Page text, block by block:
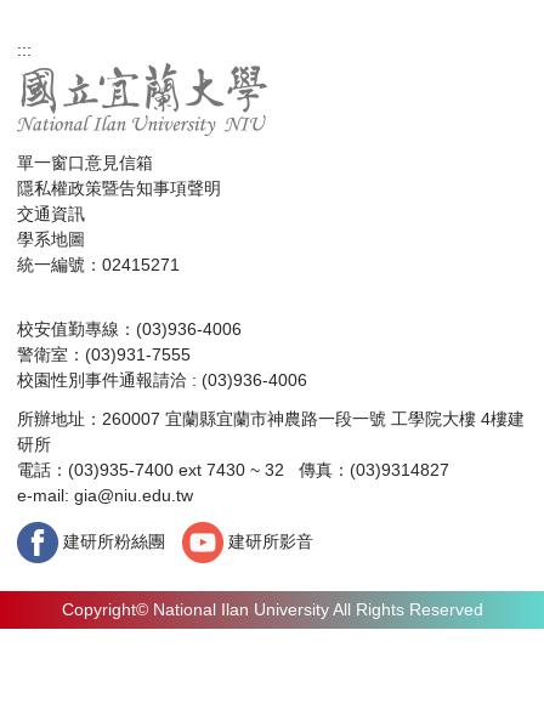
:::
單一窗口意見信箱
隱私權政策暨告知事項聲明
交通資訊
學系地圖
統一編號：02415271
校安值勤專線：(03)936-4006
警衛室：(03)931-7555
校園性別事件通報請洽 : (03)936-4006
所辦地址：260007 宜蘭縣宜蘭市神農路一段一號 工學院大樓 4樓建
研所
電話：(03)935-7400 ext 7430 ~ 32 傳真：(03)9314827
e-mail: gia@niu.edu.tw
建研所粉絲團 建研所影音
Copyright© National Ilan University All Rights Reserved